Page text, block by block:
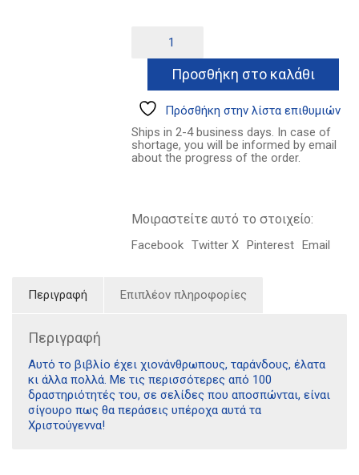
7.00€.είναι:
5.25€.
βαρεμάρας
Χριστούγεννα
Προσθήκη στο καλάθι
Πρόσθήκη στην λίστα επιθυμιών
Ships in 2-4 business days. In case of
shortage, you will be informed by email
about the progress of the order.
Μοιραστείτε αυτό το στοιχείο:
Facebook Twitter X Pinterest Email
Περιγραφή Επιπλέον πληροφορίες
Περιγραφή
Αυτό το βιβλίο έχει χιονάνθρωπους, ταράνδους, έλατα
κι άλλα πολλά. Με τις περισσότερες από 100
δραστηριότητές του, σε σελίδες που αποσπώνται, είναι
σίγουρο πως θα περάσεις υπέροχα αυτά τα
Χριστούγεννα!